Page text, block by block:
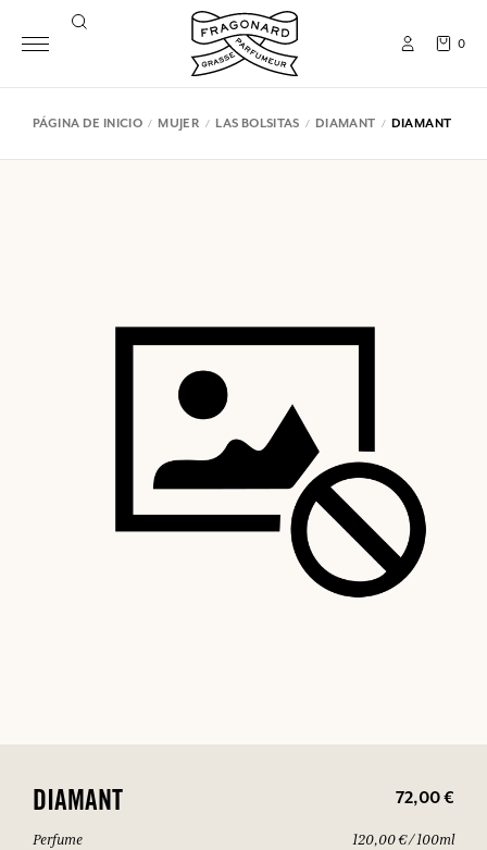
0
PÁGINA DE INICIO MUJER LAS BOLSITAS DIAMANT DIAMANT
DIAMANT 72,00 €
Perfume
120,00 € / 100ml